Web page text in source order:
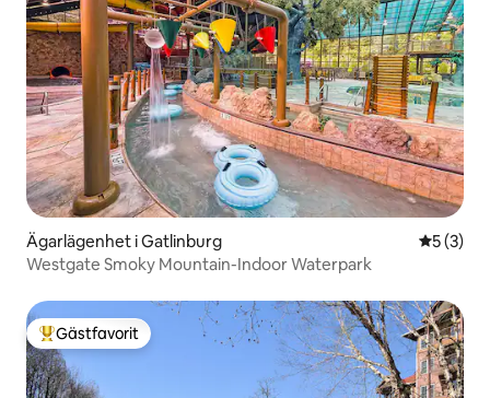
Ägarlägenhet i Gatlinburg 5 av 5 i
5 (3)
Westgate Smoky Mountain-Indoor Waterpark
Populär gästfavorit
Gästfavorit